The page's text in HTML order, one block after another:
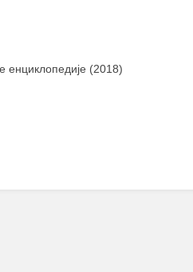
енциклопедије (2018)